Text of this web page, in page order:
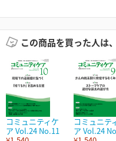
この商品を買った人は
コミュニティケ
ア Vol.24 No.11
コミュニテ
ア Vol.24